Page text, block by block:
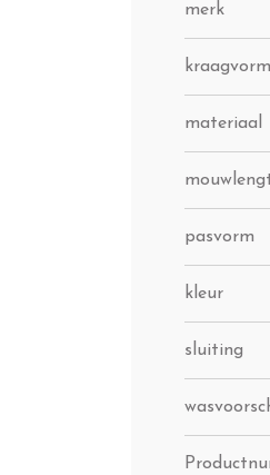
merk
kraagvorm
materiaal
pasvorm
kleur
sluiting